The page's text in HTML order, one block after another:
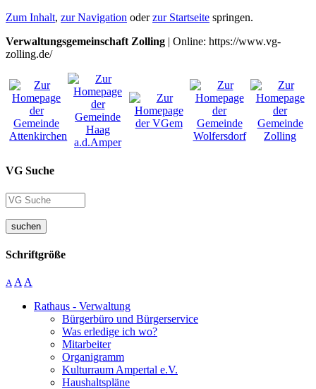
Zum Inhalt, zur Navigation oderzur Startseite springen.
Verwaltungsgemeinschaft Zolling | Online: https://www.vg-
zolling.de/
VG Suche
suchen
Schriftgröße
A A A
Rathaus - Verwaltung
Bürgerbüro und Bürgerservice
Was erledige ich wo?
Mitarbeiter
Organigramm
Kulturraum Ampertal e.V.
Haushaltspläne